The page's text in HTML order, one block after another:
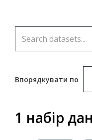
Впорядкувати по
1 набір